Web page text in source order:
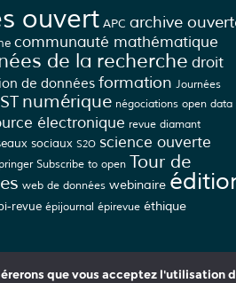
ouvert APC archive
communauté mathématique
de la recherche droit
de données formation Journées
numérique négociations open data
électronique revue diamant
sociaux S2O science ouverte
Subscribe to open Tour de
web de données webinaire
revue épijournal épirevue éthique
que vous acceptez l'utilisation